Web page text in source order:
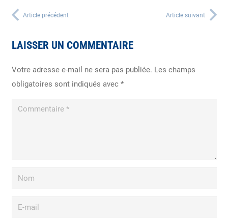
Article précédent Article suivant
LAISSER UN COMMENTAIRE
Votre adresse e-mail ne sera pas publiée. Les champs
obligatoires sont indiqués avec *